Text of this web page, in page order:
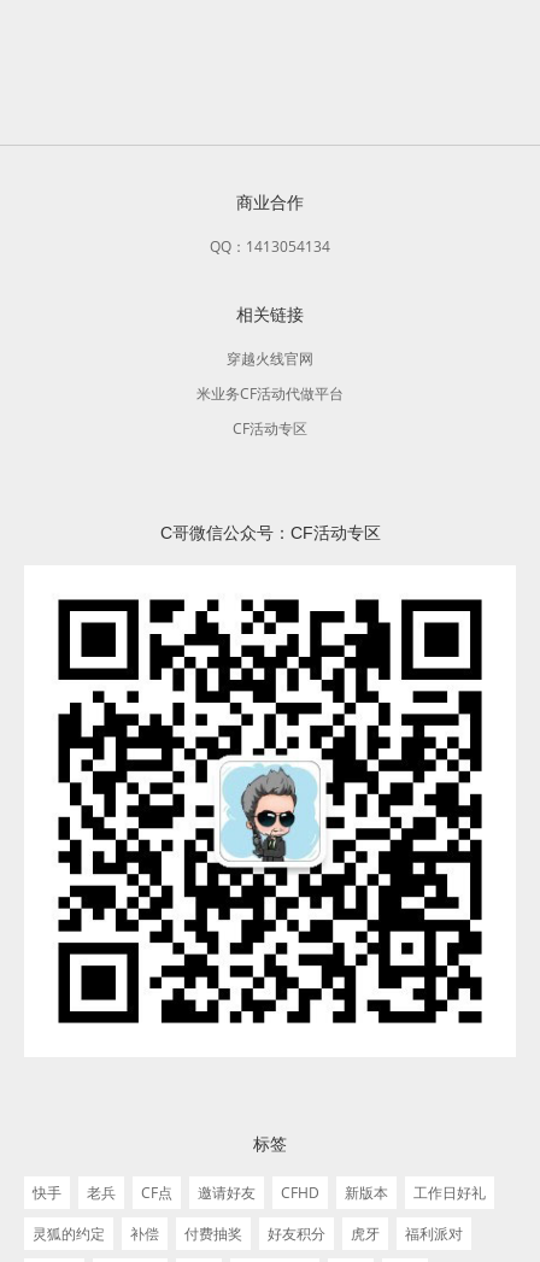
商业合作
QQ：1413054134
相关链接
穿越火线官网
米业务CF活动代做平台
CF活动专区
C哥微信公众号：CF活动专区
标签
快手 老兵 CF点 邀请好友 CFHD 新版本
工作日好礼
灵狐的约定
补偿 付费抽奖 好友积分 虎牙 福利派对